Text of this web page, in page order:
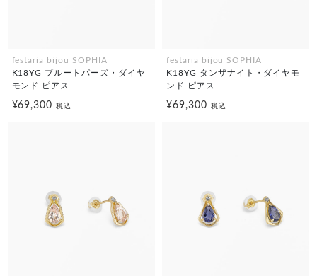
festaria bijou SOPHIA
K18YG ブルートパーズ・ダイヤ
モンド ピアス
¥69,300税込
festaria bijou SOPHIA
K18YG タンザナイト・ダイヤモ
ンド ピアス
¥69,300 税込